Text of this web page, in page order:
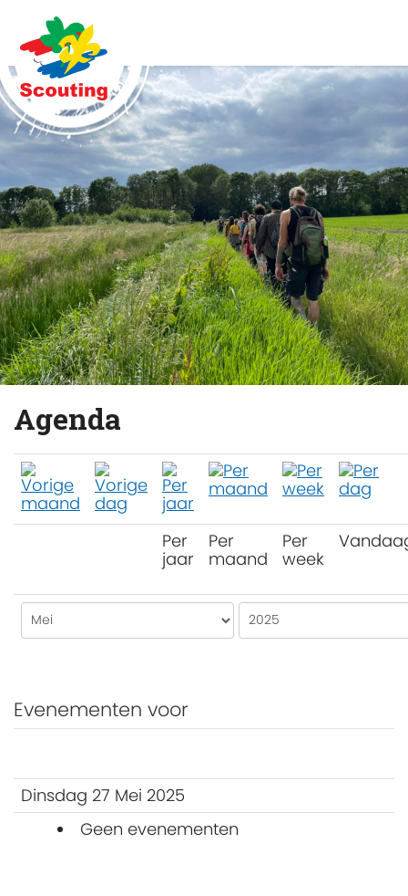
Agenda
Per
jaar
Per
maand
Per
week
Evenementen voor
Dinsdag 27 Mei 2025
Geen evenementen